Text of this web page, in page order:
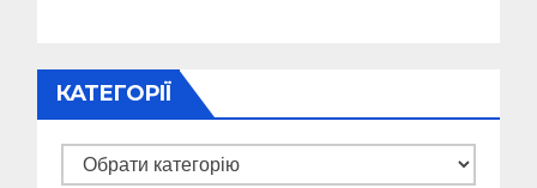
КАТЕГОРІЇ
Категорії